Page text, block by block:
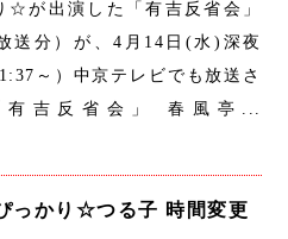
☆が出演した「有吉反省会」
送分）が、4月14日(水)深夜
～）中京テレビでも放送さ
吉反省会」 春風亭...
っかり☆つる子 時間変更